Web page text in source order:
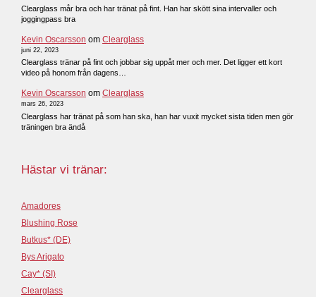
Clearglass mår bra och har tränat på fint. Han har skött sina intervaller och
joggingpass bra
Kevin Oscarsson om Clearglass
juni 22, 2023
Clearglass tränar på fint och jobbar sig uppåt mer och mer. Det ligger ett kort
video på honom från dagens…
Kevin Oscarsson om Clearglass
mars 26, 2023
Clearglass har tränat på som han ska, han har vuxit mycket sista tiden men gör
träningen bra ändå
Hästar vi tränar:
Amadores
Blushing Rose
Butkus* (DE)
Bys Arigato
Cay* (SI)
Clearglass